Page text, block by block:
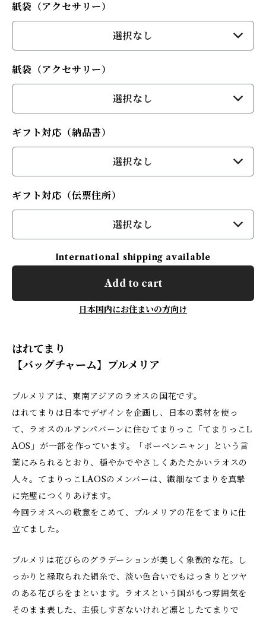
紙袋（アクセサリー）
選択なし
紙袋（アクセサリー）
選択なし
ギフト対応（納品書）
選択なし
ギフト対応（伝票住所）
選択なし
International shipping available
Add to cart
日本国内にお住まいの方向け
はれてまり
【バッグチャーム】プルメリア
プルメリアは、東南アジアのラオスの国花です。
はれてまりは日本でデザインを企画し、日本の素材を使っ
て、ラオスのルアンパバーンに住むてまりっこ「てまりっこL
AOS」が一部を作っています。「ボーペンニャン」という言
葉にみられるとおり、穏やかでやさしくあたたかいラオスの
人々。てまりっこLAOSのメンバーは、繊細なてまりを真摯
に完璧につくりあげます。
今回ラオスへの敬意をこめて、プルメリアの花をてまりに仕
立てました。
プルメリは花びらのグラデーションが美しく象徴的な花。し
っかりと縁取られた絹糸で、淡い色合いでもはっきりとツヤ
のある花びらをまといます。ラオスという国がもつ雰囲気を
そのまま表した、主張しすぎないけれど凛としたてまりで